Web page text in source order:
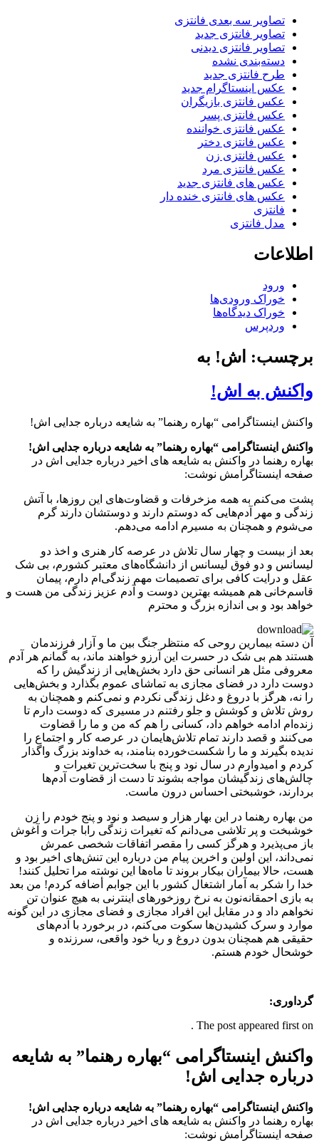
تصاویر سه بعدی فانتزی
تصاویر فانتزی جدید
تصاویر فانتزی دیدنی
دسته‌بندی نشده
طرح فانتزی جدید
عکس اینستاگرام جدید
عکس فانتزی بازیگران
عکس فانتزی پسر
عکس فانتزی خواننده
عکس فانتزی دختر
عکس فانتزی زن
عکس فانتزی مرد
عکس های فانتزی جدید
عکس های فانتزی خنده دار
فانتزی
مدل فانتزی
اطلاعات
ورود
خوراک ورودی‌ها
خوراک دیدگاه‌ها
وردپرس
برچسب: اش! به
واکنش به اش!
واکنش اینستاگرامی “بهاره رهنما” به شایعه درباره جدایی اش!
واکنش اینستاگرامی “بهاره رهنما” به شایعه درباره جدایی اش!
بهاره رهنما در واکنش به شایعه های اخیر درباره جدایی اش در
صفحه اینستاگرامش نوشت:
پشت می‌کنم به همه مزخرفات و قضاوت‌های این روزها، با آتش
زندگی و مهر آدم‌هایی که دوستم دارند و دوستشان دارند گرم
می‌شوم و همچنان به مسیرم ادامه می‌دهم.
بعد از بیست و چهار سال تلاش در عرصه کار هنری و اخذ دو
لیسانس و دو فوق لیسانس از دانشگاه‌های معتبر کشورم، بی شک
عقل و درایت کافی برای تصمیمات مهم زندگی‌ام دارم، پیمان
قاسم‌خانی هم همیشه بهترین دوست و آدم عزیز زندگی من هست و
خواهد بود و بی اندازه بزرگ و محترم
آن دسته بیمارین روحی که منتظر جنگ بین ما و آزار فرزندمان
هستند هم بی شک در حسرت این آرزو خواهند ماند، به گمانم هر آدم
معروفی مثل هر انسانی حق دارد بخش‌هایی از زندگیش را که
دوست دارد در فضای مجازی به تماشای عموم بگذارد و بخش‌هایی
را نه، هرگز با دروغ و دغل زندگی نکردم و نمی‌کنم و همچنان به
روش تلاش و کوشش و جلو رفتنم در مسیری که دوست دارم تا
زنده‌ام ادامه خواهم داد، کسانی را هم که من و ما را قضاوت
می‌کنند و قصد دارند تمام تلاش‌هایمان در عرصه کار و اجتماع را
ندیده بگیرند و ما را شکست‌خورده بنامند، به خداوند بزرگ واگذار
کردم و امیدوارم در سال نود و پنج با سخت‌ترین تغیرات و
چالش‌های زندگیشان مواجه بشوند تا دست از قضاوت آدم‌ها
بردارند، خوشبختی احساس درون ماست.
من بهاره رهنما در این بهار هزار و سیصد و نود و پنج خودم را زن
خوشبخت و پر تلاشی می‌دانم که تغیرات زندگی رابا جرات و آغوش
باز می‌پذیرد و هرگز کسی را مقصر اتفاقات شخصی عمرش
نمی‌داند، این اولین و اخرین پیام من درباره این تنش‌های اخیر بود و
هست، حالا بیماران بیکار بروند تا ماه‌ها این نوشته مرا تحلیل کنند!
خدا را شکر به آمار اشتغال کشور با این جوابم أضافه کردم! من بعد
به بازی احمقانه‌نون به نرخ روزخورهای اینترنی به هیچ عنوان تن
نخواهم داد و در مقابل این افراد مجازی و فضای مجازی در این گونه
موارد و سرک کشیدن‌ها سکوت می‌کنم، در برخورد با آدم‌های
حقیقی هم همچنان بدون دروغ و ریا خود واقعی، سرزنده و
خوشحال خودم هستم.
گرداوری:
The post appeared first on .
واکنش اینستاگرامی “بهاره رهنما” به شایعه
درباره جدایی اش!
واکنش اینستاگرامی “بهاره رهنما” به شایعه درباره جدایی اش!
بهاره رهنما در واکنش به شایعه های اخیر درباره جدایی اش در
صفحه اینستاگرامش نوشت: